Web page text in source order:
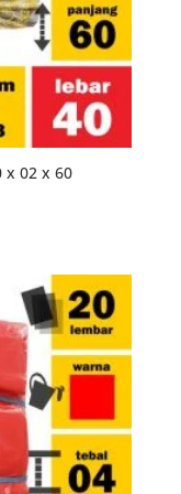
x 02 x 60